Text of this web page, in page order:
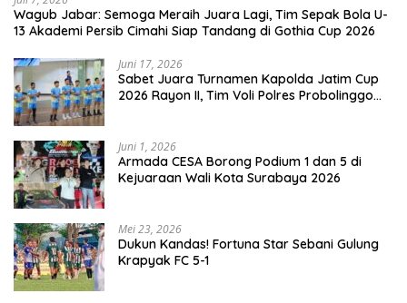
Wagub Jabar: Semoga Meraih Juara Lagi, Tim Sepak Bola U-
13 Akademi Persib Cimahi Siap Tandang di Gothia Cup 2026
Juni 17, 2026
Sabet Juara Turnamen Kapolda Jatim Cup
2026 Rayon II, Tim Voli Polres Probolinggo
Juni 1, 2026
Armada CESA Borong Podium 1 dan 5 di
Kejuaraan Wali Kota Surabaya 2026
Mei 23, 2026
Dukun Kandas! Fortuna Star Sebani Gulung
Krapyak FC 5-1